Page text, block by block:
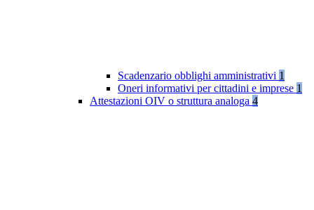
Scadenzario obblighi amministrativi 1
Oneri informativi per cittadini e imprese 1
Attestazioni OIV o struttura analoga 4